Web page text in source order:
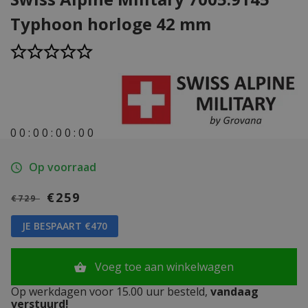
Typhoon horloge 42 mm
0 0 : 0 0 : 0 0 : 0 0
Op voorraad
€729 €259
JE BESPAART €470
Voeg toe aan winkelwagen
Op werkdagen voor 15.00 uur besteld, vandaag
verstuurd!